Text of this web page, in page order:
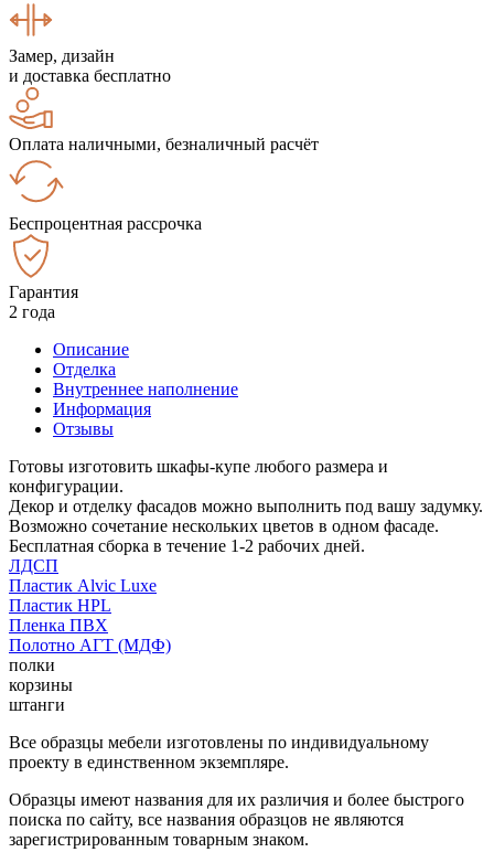
Замер, дизайн
и доставка бесплатно
Оплата наличными, безналичный расчёт
Беспроцентная рассрочка
Гарантия
2 года
Описание
Отделка
Внутреннее наполнение
Информация
Отзывы
Готовы изготовить шкафы-купе любого размера и
конфигурации.
Декор и отделку фасадов можно выполнить под вашу задумку.
Возможно сочетание нескольких цветов в одном фасаде.
Бесплатная сборка в течение 1-2 рабочих дней.
ЛДСП
Пластик Alvic Luxe
Пластик HPL
Пленка ПВХ
Полотно АГТ (МДФ)
полки
корзины
штанги
Все образцы мебели изготовлены по индивидуальному
проекту в единственном экземпляре.
Образцы имеют названия для их различия и более быстрого
поиска по сайту, все названия образцов не являются
зарегистрированным товарным знаком.